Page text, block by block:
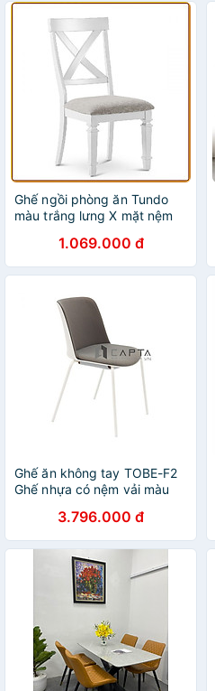
Ghế ngồi phòng ăn Tundo
màu trắng lưng X mặt nệm
1.069.000 đ
Ghế ăn không tay TOBE-F2
Ghế nhựa có nệm vải màu
màu trắng3.796.000 đ